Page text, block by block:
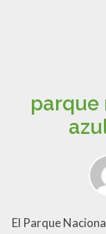
parque
El Parque